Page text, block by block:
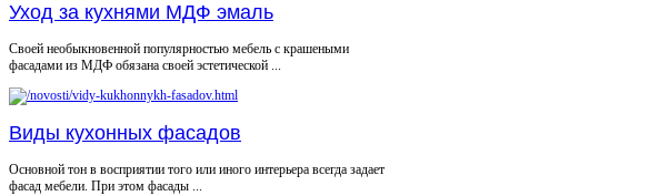
Уход за кухнями МДФ эмаль
Своей необыкновенной популярностью мебель с крашеными
фасадами из МДФ обязана своей эстетической ...
Виды кухонных фасадов
Основной тон в восприятии того или иного интерьера всегда задает
фасад мебели. При этом фасады ...